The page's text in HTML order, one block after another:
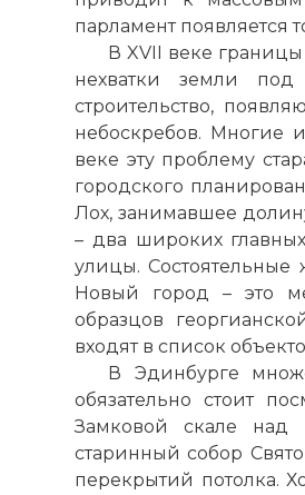
парламент появляется
В XVII веке
нехватки земли под
строительство,
небоскребов. Многие
веке эту проблему
городского
Лох, занимавшее
– два широких
улицы. Состоятельные
Новый город – это
образцов
входят в список
В Эдинбурге
обязательно стоит
Замковой скале над
старинный собор
перекрытий потолка.